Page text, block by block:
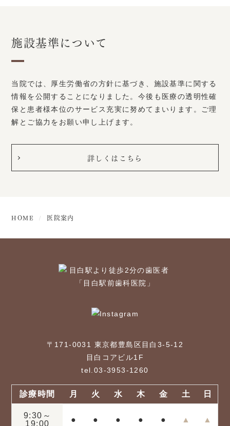
施設基準について
当院では、厚生労働省の方針に基づき、施設基準に関する
情報を公開することになりました。今後も医療の透明性確
保と患者様本位のサービス充実に努めてまいります。ご理
解とご協力をお願い申し上げます。
詳しくはこちら
HOME 医院案内
〒171-0031 東京都豊島区目白3-5-12
目白コアビル1F
tel.03-3953-1260
診療時間 月 火 水 木 金 土 日
9:30～
19:00
● ● ● ● ● ▲ ▲